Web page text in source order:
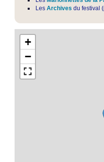
Les Archives du festival
+
−